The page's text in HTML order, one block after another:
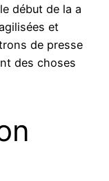
début de la a
et
de presse
des choses